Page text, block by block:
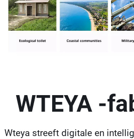
WTEYA -
Wteya streeft digitale en